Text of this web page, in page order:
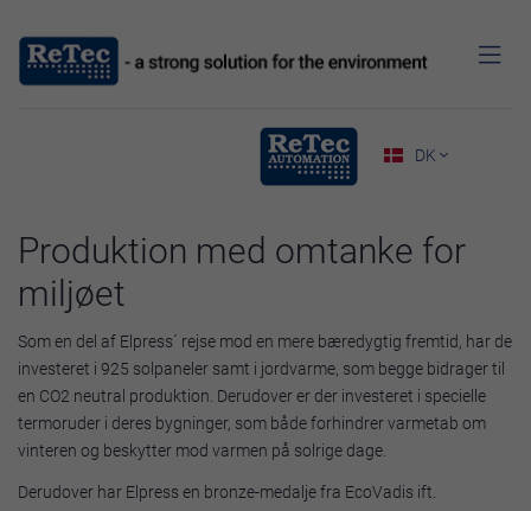

DK 
Produktion med omtanke for
miljøet
Som en del af Elpress´ rejse mod en mere bæredygtig fremtid, har de
investeret i 925 solpaneler samt i jordvarme, som begge bidrager til
en CO2 neutral produktion. Derudover er der investeret i specielle
termoruder i deres bygninger, som både forhindrer varmetab om
vinteren og beskytter mod varmen på solrige dage.
Derudover har Elpress en bronze-medalje fra EcoVadis ift.